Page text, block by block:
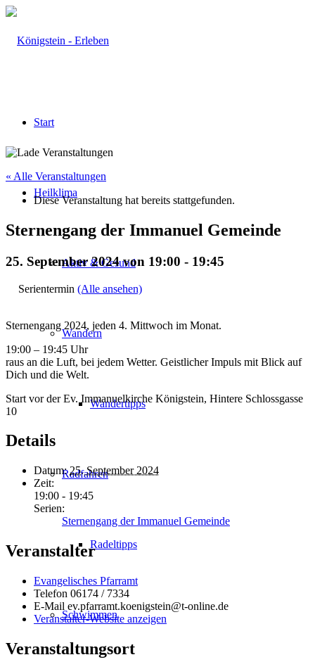
Start
Heilklima
Aktiv & Gesund
Wandern
Wandertipps
Radfahren
Radeltipps
Schwimmen
« Alle Veranstaltungen
Diese Veranstaltung hat bereits stattgefunden.
Sternengang der Immanuel Gemeinde
25. September 2024 von 19:00 - 19:45
Serientermin (Alle ansehen)
Sternengang 2024, jeden 4. Mittwoch im Monat.
19:00 – 19:45 Uhr
raus an die Luft, bei jedem Wetter. Geistlicher Impuls mit Blick auf
Dich und die Welt.
Start vor der Ev. Immanuelkirche Königstein, Hintere Schlossgasse
10
Details
Datum: 25. September 2024
Zeit:
19:00 - 19:45
Serien:
Sternengang der Immanuel Gemeinde
Veranstalter
Evangelisches Pfarramt
Telefon 06174 / 7334
E-Mail ev.pfarramt.koenigstein@t-online.de
Veranstalter-Website anzeigen
Veranstaltungsort